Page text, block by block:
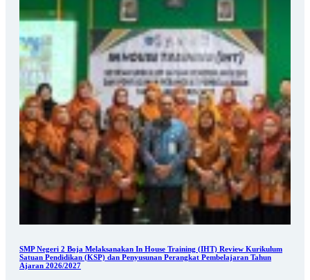
SMP Negeri 2 Boja Melaksanakan In House Training (IHT) Review Kurikulum
Satuan Pendidikan (KSP) dan Penyusunan Perangkat Pembelajaran Tahun
Ajaran 2026/2027